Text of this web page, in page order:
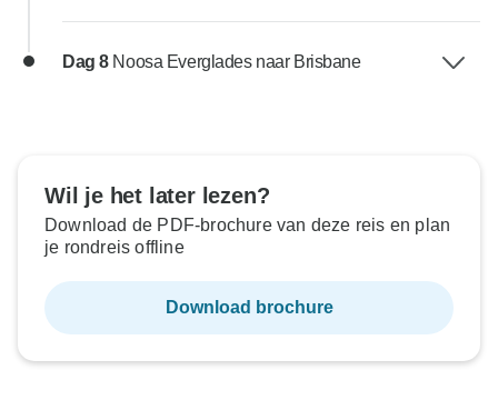
Dag 8 Noosa Everglades naar Brisbane
Wil je het later lezen?
Download de PDF-brochure van deze reis en plan
je rondreis offline
Download brochure